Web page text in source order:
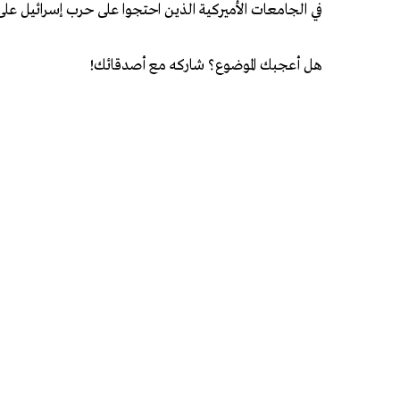
في الجامعات الأميركية الذين احتجوا على حرب إسرائيل
هل أعجبك الموضوع؟ شاركه مع أصدقائك!